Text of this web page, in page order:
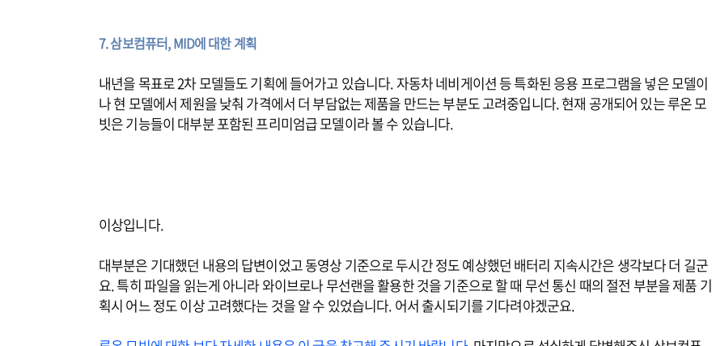
7. 삼보컴퓨터, MID에 대한 계획
내년을 목표로 2차 모델들도 기획에 들어가고 있습니다. 자동차 네비게이션 등 특화된 응용 프로그램을 넣은 모델이
나 현 모델에서 제원을 낮춰 가격에서 더 부담없는 제품을 만드는 부분도 고려중입니다. 현재 공개되어 있는 루온 모
빗은 기능들이 대부분 포함된 프리미엄급 모델이라 볼 수 있습니다.
이상입니다.
대부분은 기대했던 내용의 답변이었고 동영상 기준으로 두시간 정도 예상했던 배터리 지속시간은 생각보다 더 길군
요. 특히 파일을 읽는게 아니라 와이브로나 무선랜을 활용한 것을 기준으로 할 때 무선 통신 때의 절전 부분을 제품 기
획시 어느 정도 이상 고려했다는 것을 알 수 있었습니다. 어서 출시되기를 기다려야겠군요.